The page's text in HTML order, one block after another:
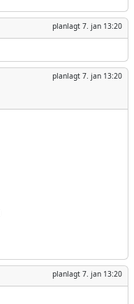
planlagt 7. jan 13:20
planlagt 7. jan 13:20
planlagt 7. jan 13:20